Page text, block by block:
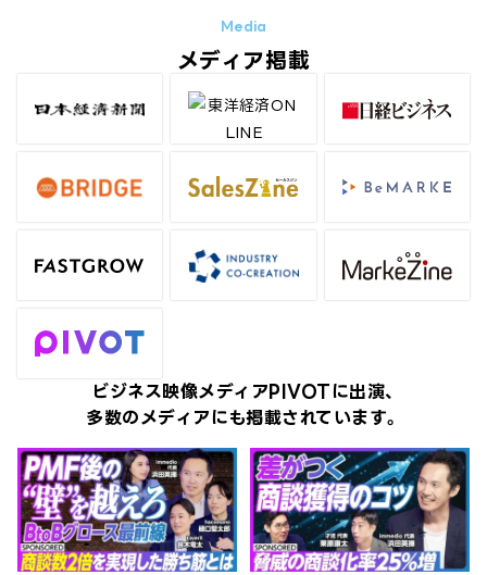
メディア掲載
ビジネス映像メディアPIVOTに出演、
多数のメディアにも掲載されています。